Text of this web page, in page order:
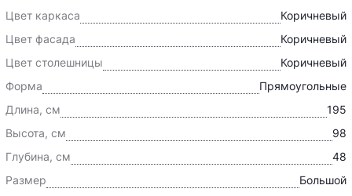
Цвет каркаса
Коричневый
Цвет фасада
Коричневый
Цвет столешницы
Коричневый
Форма
Прямоугольные
Длина, см
195
Высота, см
98
Глубина, см
48
Размер
Большой